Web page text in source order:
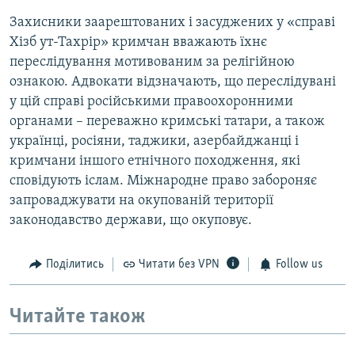
Захисники заарештованих і засуджених у «справі
Хізб ут-Тахрір» кримчан вважають їхнє
переслідування мотивованим за релігійною
ознакою. Адвокати відзначають, що переслідувані
у цій справі російськими правоохоронними
органами – переважно кримські татари, а також
українці, росіяни, таджики, азербайджанці і
кримчани іншого етнічного походження, які
сповідують іслам. Міжнародне право забороняє
запроваджувати на окупованій території
законодавство держави, що окуповує.
Поділитись Читати без VPN Follow us
Читайте також